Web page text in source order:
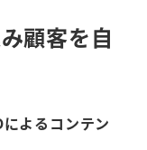
顧客を自
によるコンテン